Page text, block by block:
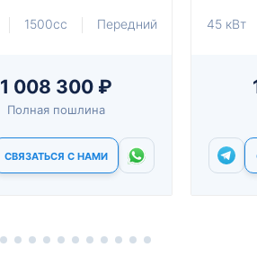
1500cc Передний
1 008 300 ₽
Полная пошлина
СВЯЗАТЬСЯ С НАМИ
45 кВт